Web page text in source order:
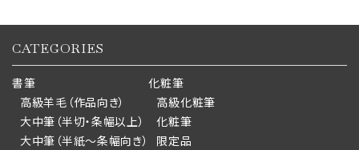
CATEGORIES
書筆
高級羊毛（作品向き）
大中筆（半切・条幅以上）
大中筆（半紙～条幅向き）
化粧筆
高級化粧筆
化粧筆
限定品